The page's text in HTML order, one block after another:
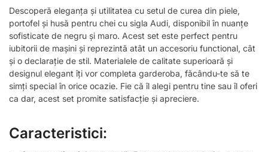
Descoperă eleganța și utilitatea cu setul de curea din piele,
portofel și husă pentru chei cu sigla Audi, disponibil în nuanțe
sofisticate de negru și maro. Acest set este perfect pentru
iubitorii de mașini și reprezintă atât un accesoriu functional, cât
și o declarație de stil. Materialele de calitate superioară și
designul elegant îți vor completa garderoba, făcându-te să te
simți special în orice ocazie. Fie că îl alegi pentru tine sau îl oferi
ca dar, acest set promite satisfacție și apreciere.
Caracteristici: